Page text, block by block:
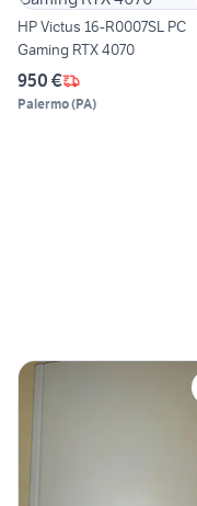
HP Victus 16-R0007SL PC
Gaming RTX 4070
950 €
Palermo(PA)